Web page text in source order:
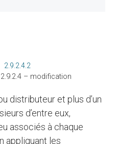
2.9.2.4.2
2.9.2.4 – modification
d’entre eux,
associés à chaque
appliquant les